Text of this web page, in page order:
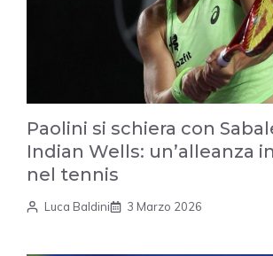
Paolini si schiera con
Indian Wells: un’alleanza
nel tennis
Luca Baldini 3 Marzo 2026